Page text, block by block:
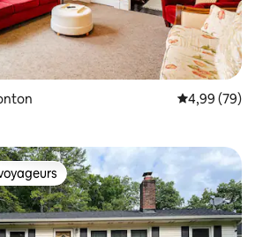
Évaluation
4,99 (79)
les plus appréciés